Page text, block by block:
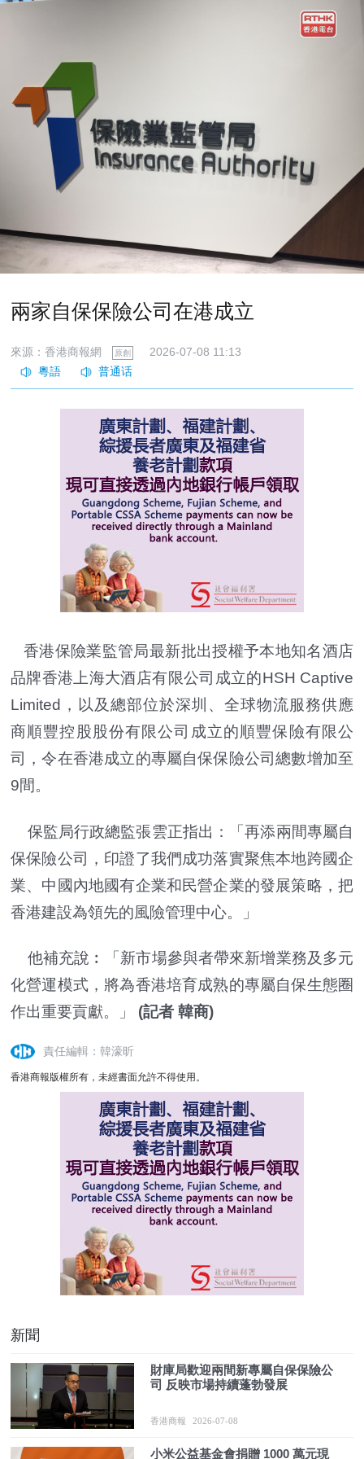
兩家自保保險公司在港成立
來源：香港商報網 原創 2026-07-08 11:13
香港保險業監管局最新批出授權予本地知名酒店
品牌香港上海大酒店有限公司成立的HSH Captive
Limited，以及總部位於深圳、全球物流服務供應
商順豐控股股份有限公司成立的順豐保險有限公
司，令在香港成立的專屬自保保險公司總數增加至
9間。
保監局行政總監張雲正指出：「再添兩間專屬自
保保險公司，印證了我們成功落實聚焦本地跨國企
業、中國內地國有企業和民營企業的發展策略，把
香港建設為領先的風險管理中心。」
他補充說︰「新市場參與者帶來新增業務及多元
化營運模式，將為香港培育成熟的專屬自保生態圈
作出重要貢獻。」 (記者 韓商)
責任編輯：韓濠昕
香港商報版權所有，未經書面允許不得使用。
新聞
財庫局歡迎兩間新專屬自保保險公
司 反映市場持續蓬勃發展
香港商報 2026-07-08
小米公益基金會捐贈 1000 萬元現